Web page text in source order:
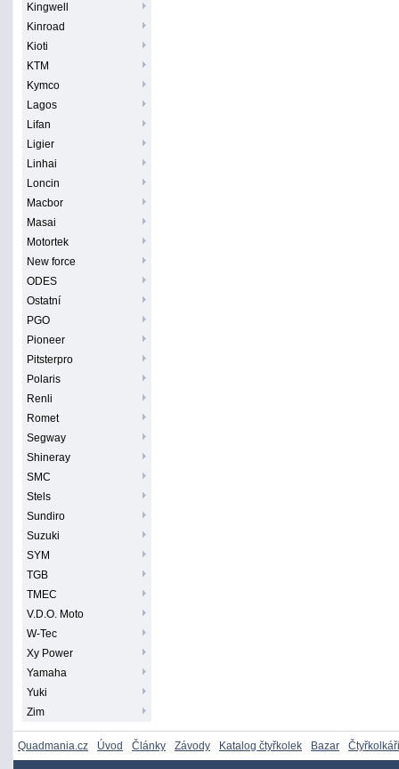
Kingwell
Kinroad
Kioti
KTM
Kymco
Lagos
Lifan
Ligier
Linhai
Loncin
Macbor
Masai
Motortek
New force
ODES
Ostatní
PGO
Pioneer
Pitsterpro
Polaris
Renli
Romet
Segway
Shineray
SMC
Stels
Sundiro
Suzuki
SYM
TGB
TMEC
V.D.O. Moto
W-Tec
Xy Power
Yamaha
Yuki
Zim
Quadmania.cz Úvod Články Závody Katalog čtyřkolek Bazar Čtyřkolkáři